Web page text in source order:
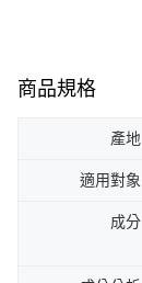
商品規格
產地
適用對象
成分